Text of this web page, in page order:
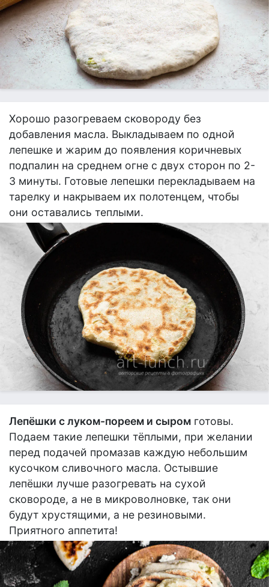
Хорошо разогреваем сковороду без
добавления масла. Выкладываем по одной
лепешке и жарим до появления коричневых
подпалин на среднем огне с двух сторон по 2-
3 минуты. Готовые лепешки перекладываем на
тарелку и накрываем их полотенцем, чтобы
они оставались теплыми.
Лепёшки с луком-пореем и сыром готовы.
Подаем такие лепешки тёплыми, при желании
перед подачей промазав каждую небольшим
кусочком сливочного масла. Остывшие
лепёшки лучше разогревать на сухой
сковороде, а не в микроволновке, так они
будут хрустящими, а не резиновыми.
Приятного аппетита!